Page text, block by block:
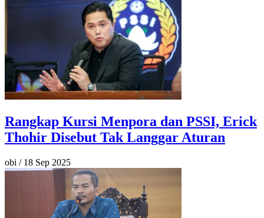
Rangkap Kursi Menpora dan PSSI, Erick
Thohir Disebut Tak Langgar Aturan
obi / 18 Sep 2025